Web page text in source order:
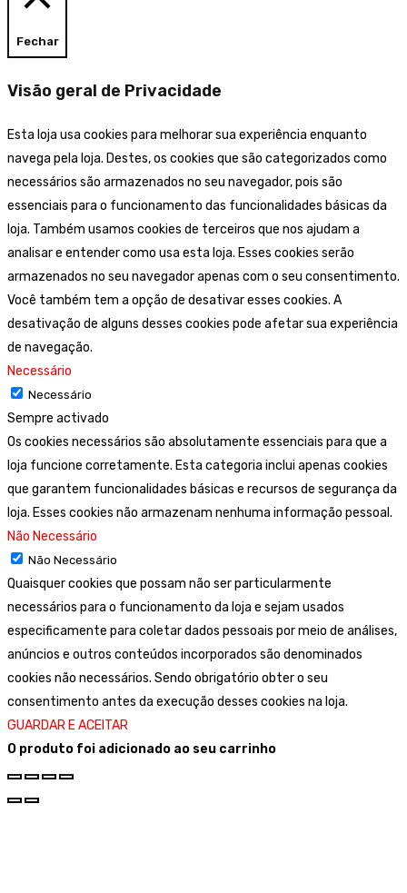
Fechar
Visão geral de Privacidade
Esta loja usa cookies para melhorar sua experiência enquanto
navega pela loja. Destes, os cookies que são categorizados como
necessários são armazenados no seu navegador, pois são
essenciais para o funcionamento das funcionalidades básicas da
loja. Também usamos cookies de terceiros que nos ajudam a
analisar e entender como usa esta loja. Esses cookies serão
armazenados no seu navegador apenas com o seu consentimento.
Você também tem a opção de desativar esses cookies. A
desativação de alguns desses cookies pode afetar sua experiência
de navegação.
Necessário
Necessário
Sempre activado
Os cookies necessários são absolutamente essenciais para que a
loja funcione corretamente. Esta categoria inclui apenas cookies
que garantem funcionalidades básicas e recursos de segurança da
loja. Esses cookies não armazenam nenhuma informação pessoal.
Não Necessário
Não Necessário
Quaisquer cookies que possam não ser particularmente
necessários para o funcionamento da loja e sejam usados
especificamente para coletar dados pessoais por meio de análises,
anúncios e outros conteúdos incorporados são denominados
cookies não necessários. Sendo obrigatório obter o seu
consentimento antes da execução desses cookies na loja.
GUARDAR E ACEITAR
O produto foi adicionado ao seu carrinho